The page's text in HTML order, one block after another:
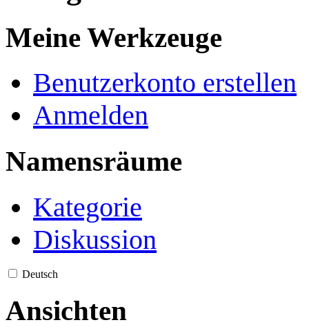
Meine Werkzeuge
Benutzerkonto erstellen
Anmelden
Namensräume
Kategorie
Diskussion
Deutsch
Ansichten